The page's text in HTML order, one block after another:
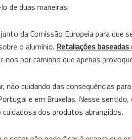
de duas maneiras:
da Comissão Europeia para que
o alumínio. Retaliações
nos por caminho que apenas
não cuidando das consequências
e em Bruxelas. Nesse
cuidadosa dos produtos abrangidos.